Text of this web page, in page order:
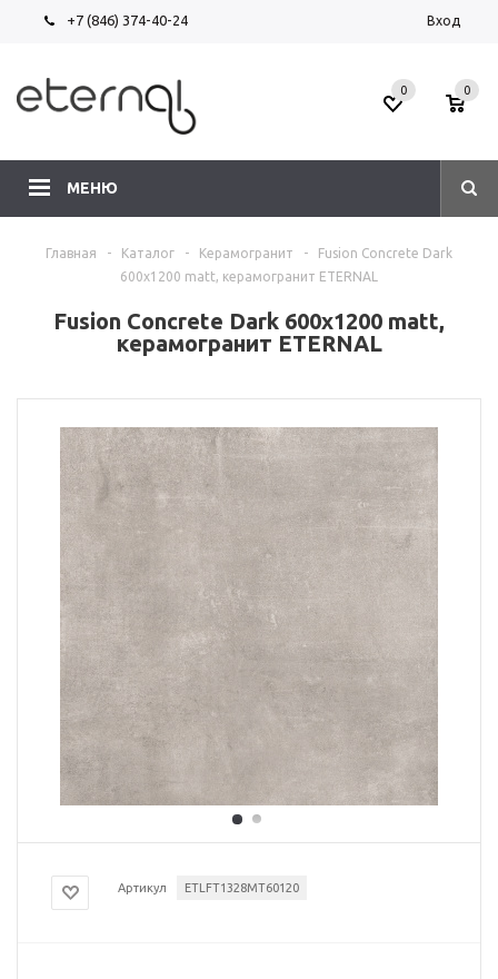
+7 (846) 374-40-24 Вход
МЕНЮ
0 0
Главная - Каталог - Керамогранит -
Fusion Concrete Dark
600х1200 matt, керамогранит ETERNAL
Fusion Concrete Dark 600х1200 matt,
керамогранит ETERNAL
Артикул ETLFT1328MT60120